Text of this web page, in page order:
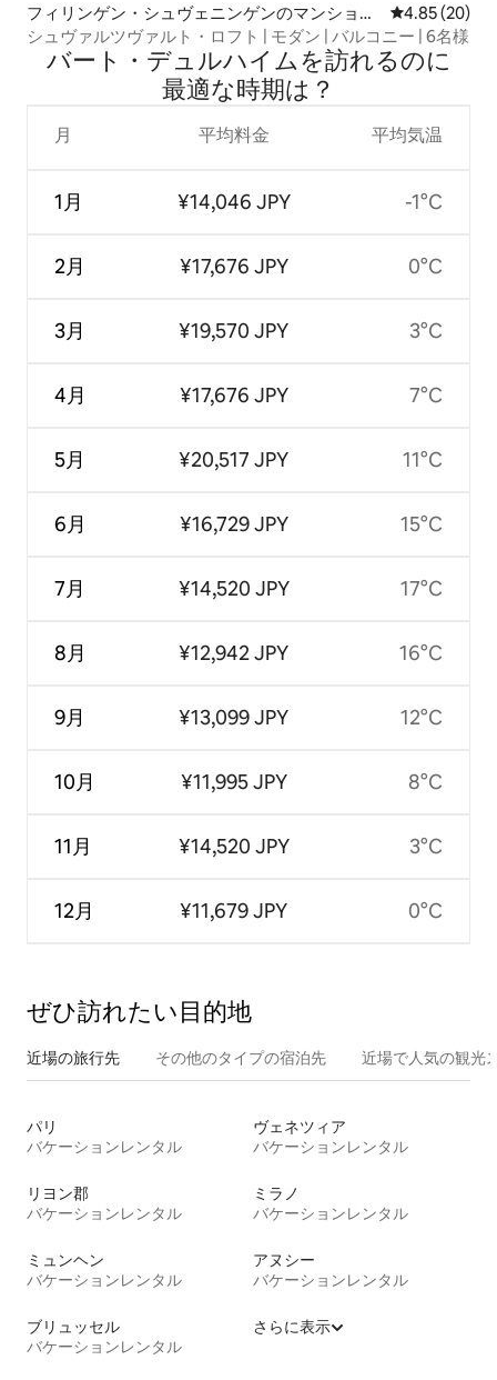
フィリンゲン・シュヴェニンゲンのマンショ
ン・アパート
レビュー20
4.85 (20)
シュヴァルツヴァルト・ロフト | モダン | バルコニー | 6名様
バート・デュルハイムを訪⁠れ⁠るの⁠に
最⁠適⁠な時⁠期⁠は⁠？
月
1月
2月
3月
4月
5月
6月
7月
8月
9月
10月
11月
12月
平均料金
¥14,046 JPY
¥17,676 JPY
¥19,570 JPY
¥17,676 JPY
¥20,517 JPY
¥16,729 JPY
¥14,520 JPY
¥12,942 JPY
¥13,099 JPY
¥11,995 JPY
¥14,520 JPY
¥11,679 JPY
平均気温
-1°C
0°C
3°C
7°C
11°C
15°C
17°C
16°C
12°C
8°C
3°C
0°C
ぜひ訪⁠れ⁠た⁠い目⁠的⁠地
近場の旅行先 その他のタ⁠イ⁠プ⁠の宿⁠泊⁠先 近場で人気の観光
パリ
バケーションレンタル
ヴェネツィア
バケーションレンタル
リヨン郡
バケーションレンタル
ミラノ
バケーションレンタル
ミュンヘン
バケーションレンタル
アヌシー
バケーションレンタル
ブリュッセル
バケーションレンタル
さらに表示